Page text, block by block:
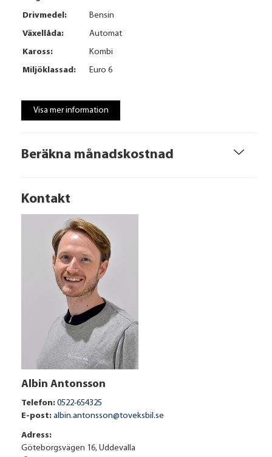
Beräkna månadskostnad
4 131 kr / mån
Ränta
Uppläggningsavgift
Drivmedel:
Bensin
Växellåda:
Automat
Kaross:
Kombi
Miljöklassad:
Euro 6
Visa mer information
Kontakt
Albin Antonsson
Telefon: 0522-654325
E-post: albin.antonsson@toveksbil.se
Adress:
Göteborgsvägen 16, Uddevalla